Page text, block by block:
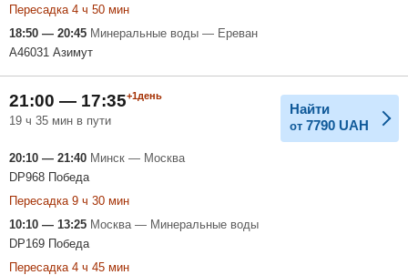
Пересадка 4 ч 50 мин
18:50 — 20:45 Минеральные воды — Ереван
A46031 Азимут
21:00 — 17:35+1день
19 ч 35 мин в пути
Найти
от 7790 UAH
20:10 — 21:40 Минск — Москва
DP968 Победа
Пересадка 9 ч 30 мин
10:10 — 13:25 Москва — Минеральные воды
DP169 Победа
Пересадка 4 ч 45 мин